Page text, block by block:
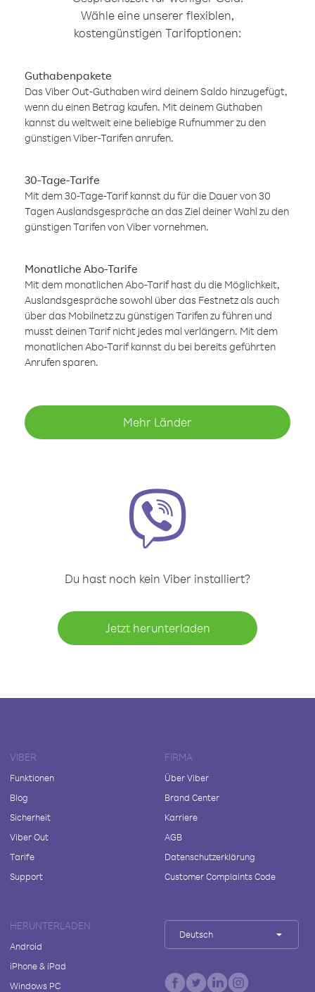
Wähle eine unserer flexiblen,
kostengünstigen Tarifoptionen:
Guthabenpakete
Das Viber Out-Guthaben wird deinem Saldo hinzugefügt,
wenn du einen Betrag kaufen. Mit deinem Guthaben
kannst du weltweit eine beliebige Rufnummer zu den
günstigen Viber-Tarifen anrufen.
30-Tage-Tarife
Mit dem 30-Tage-Tarif kannst du für die Dauer von 30
Tagen Auslandsgespräche an das Ziel deiner Wahl zu den
günstigen Tarifen von Viber vornehmen.
Monatliche Abo-Tarife
Mit dem monatlichen Abo-Tarif hast du die Möglichkeit,
Auslandsgespräche sowohl über das Festnetz als auch
über das Mobilnetz zu günstigen Tarifen zu führen und
musst deinen Tarif nicht jedes mal verlängern. Mit dem
monatlichen Abo-Tarif kannst du bei bereits geführten
Anrufen sparen.
Mehr Länder
Du hast noch kein Viber installiert?
Jetzt herunterladen
VIBER
Funktionen
Blog
Sicherheit
Viber Out
Tarife
Support
FIRMA
Über Viber
Brand Center
Karriere
AGB
Datenschutzerklärung
Customer Complaints Code
HERUNTERLADEN
Android
iPhone & iPad
Windows PC
Deutsch